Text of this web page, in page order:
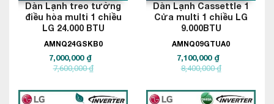
Dàn Lạnh treo tường
điều hòa multi 1 chiều
LG 24.000 BTU
AMNQ24GSKB0
7,000,000 ₫
7,600,000 ₫
Dàn Lạnh Cassettle 1
Cửa multi 1 chiều LG
9.000BTU
AMNQ09GTUA0
7,100,000 ₫
8,400,000 ₫